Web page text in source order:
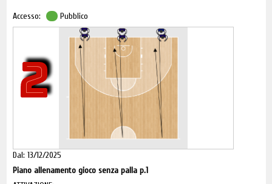
2
Accesso: Pubblico
Dal: 13/12/2025
Piano allenamento gioco senza palla p.1